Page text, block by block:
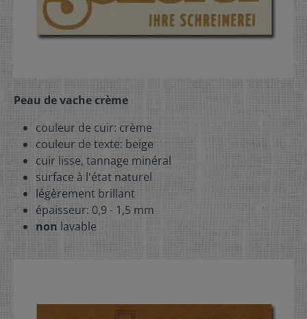
Peau de vache crème
couleur de cuir: crème
couleur de texte: beige
cuir lisse, tannage minéral
surface à l'état naturel
légèrement brillant
épaisseur: 0,9 - 1,5 mm
non lavable